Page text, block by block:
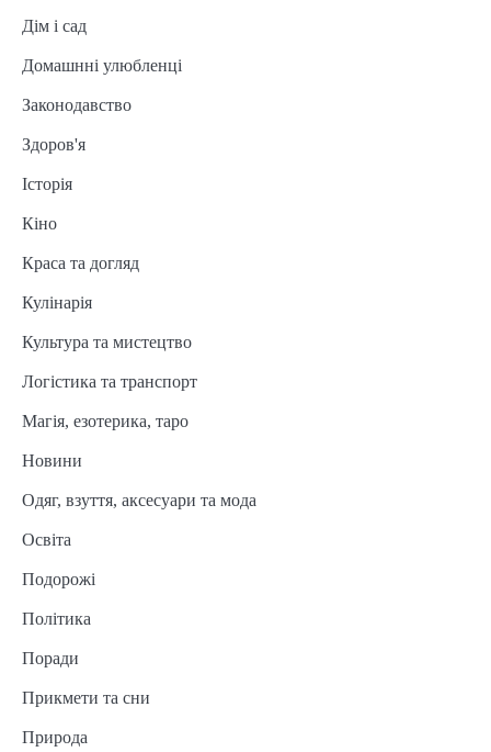
Дім і сад
Домашнні улюбленці
Законодавство
Здоров'я
Історія
Кіно
Краса та догляд
Кулінарія
Культура та мистецтво
Логістика та транспорт
Магія, езотерика, таро
Новини
Одяг, взуття, аксесуари та мода
Освіта
Подорожі
Політика
Поради
Прикмети та сни
Природа